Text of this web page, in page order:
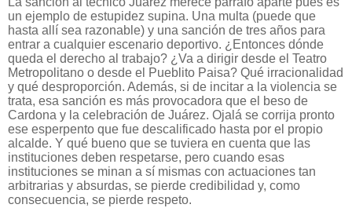
un ejemplo de estupidez supina. Una multa (puede que
hasta allí sea razonable) y una sanción de tres años para
entrar a cualquier escenario deportivo. ¿Entonces dónde
queda el derecho al trabajo? ¿Va a dirigir desde el Teatro
Metropolitano o desde el Pueblito Paisa? Qué irracionalidad
y qué desproporción. Además, si de incitar a la violencia se
trata, esa sanción es más provocadora que el beso de
Cardona y la celebración de Juárez. Ojalá se corrija pronto
ese esperpento que fue descalificado hasta por el propio
alcalde. Y qué bueno que se tuviera en cuenta que las
instituciones deben respetarse, pero cuando esas
instituciones se minan a sí mismas con actuaciones tan
arbitrarias y absurdas, se pierde credibilidad y, como
consecuencia, se pierde respeto.